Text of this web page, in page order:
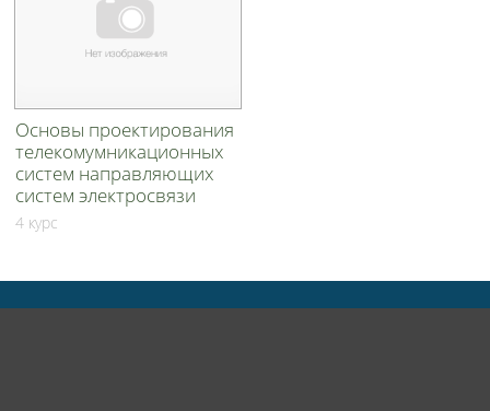
Основы проектирования
телекомумникационных
систем направляющих
систем электросвязи
4 курс